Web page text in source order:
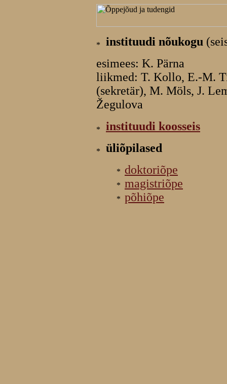
instituudi nõukogu
esimees: K. Pärna
liikmed: T. Kollo, E.-M.
(sekretär), M. Möls, J.
Žegulova
instituudi koosseis
üliõpilased
doktoriõpe
magistriõpe
põhiõpe